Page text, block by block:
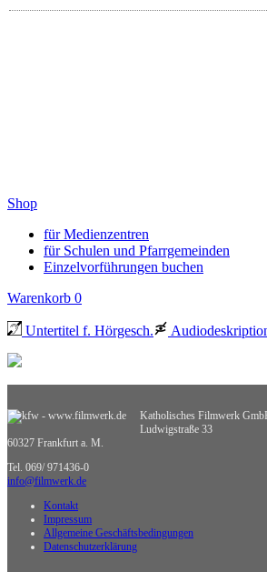
Shop
für Medienzentren
für Schulen und Pfarrgemeinden
Einzelvorführungen buchen
Warenkorb 0
Untertitel f. Hörgesch.
Katholisches Filmwerk
Ludwigstraße 33
60327 Frankfurt a. M.
Tel. 069/ 971436-0
info@filmwerk.de
Kontakt
Impressum
Allgemeine Geschäftsbedingungen
Datenschutzerklärung